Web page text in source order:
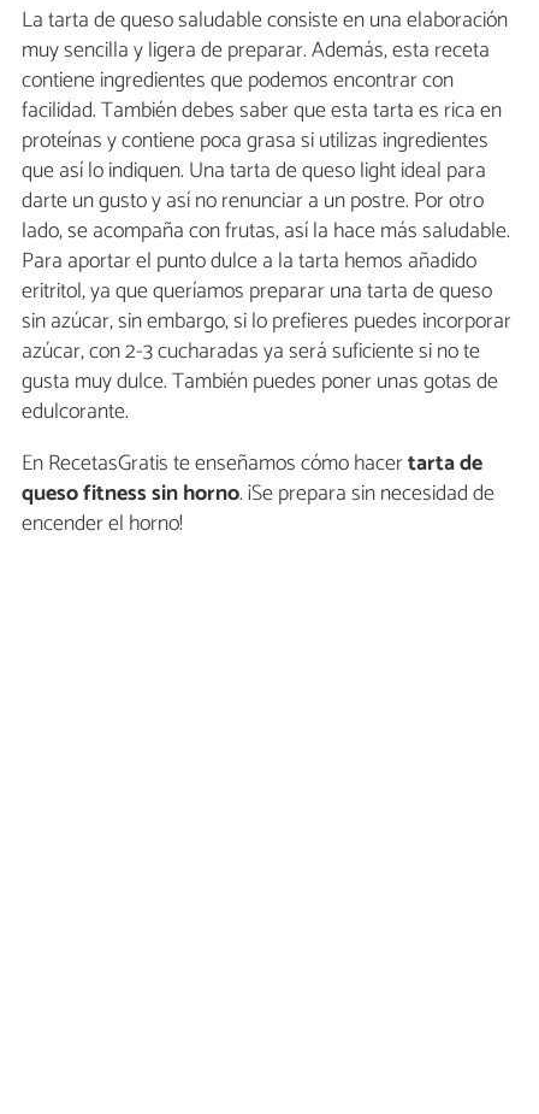
La tarta de queso saludable consiste en una elaboración
muy sencilla y ligera de preparar. Además, esta receta
contiene ingredientes que podemos encontrar con
facilidad. También debes saber que esta tarta es rica en
proteínas y contiene poca grasa si utilizas ingredientes
que así lo indiquen. Una tarta de queso light ideal para
darte un gusto y así no renunciar a un postre. Por otro
lado, se acompaña con frutas, así la hace más saludable.
Para aportar el punto dulce a la tarta hemos añadido
eritritol, ya que queríamos preparar una tarta de queso
sin azúcar, sin embargo, si lo prefieres puedes incorporar
azúcar, con 2-3 cucharadas ya será suficiente si no te
gusta muy dulce. También puedes poner unas gotas de
edulcorante.
En RecetasGratis te enseñamos cómo hacertarta de
queso fitness sin horno. ¡Se prepara sin necesidad de
encender el horno!